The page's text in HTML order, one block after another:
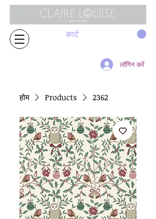
कार्ट
लॉगिन करें
होम Products 2362